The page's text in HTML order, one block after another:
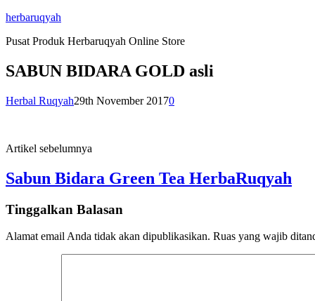
herbaruqyah
Pusat Produk Herbaruqyah Online Store
SABUN BIDARA GOLD asli
Herbal Ruqyah29th November 20170
Artikel sebelumnya
Sabun Bidara Green Tea HerbaRuqyah
Tinggalkan Balasan
Alamat email Anda tidak akan dipublikasikan. Ruas yang wajib